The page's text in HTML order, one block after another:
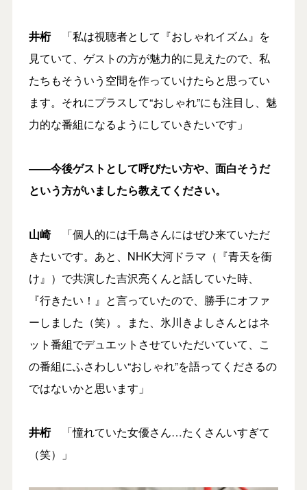
井桁
「私は視聴者として『おしゃれイズム』を
見ていて、ゲストの方が魅力的に見えたので、私
たちもそういう空間を作っていけたらと思ってい
ます。それにプラスして“おしゃれ”にも注目し、魅
力的な番組になるようにしていきたいです」
――今後ゲストとして呼びたい方や、面白そうだ
という方がいましたら教えてください。
山崎
「個人的には千鳥さんにはぜひ来ていただ
きたいです。あと、NHK大河ドラマ（『青天を衝
け』）で共演した吉沢亮くんと話していた時、
『行きたい！』と言っていたので、勝手にオファ
ーしました（笑）。また、氷川きよしさんとはネ
ット番組でデュエットさせていただいていて、こ
の番組にふさわしい“おしゃれ”を語ってくださるの
ではないかと思います」
井桁
「憧れていた女優さん…たくさんいすぎて
（笑）」